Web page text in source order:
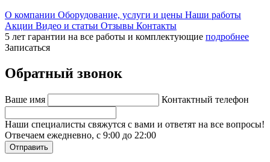
О компании Оборудование, услуги и цены Наши работы
Акции Видео и статьи Отзывы Контакты
5 лет гарантии на все работы и комплектующие подробнее
Записаться
Обратный звонок
Ваше имя Контактный телефон
Наши специалисты свяжутся с вами и ответят на все вопросы!
Отвечаем ежедневно, с 9:00 до 22:00
Отправить